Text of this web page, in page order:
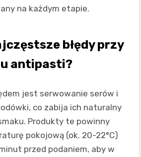
na każdym etapie.
błędy przy
antipasti?
jest serwowanie serów i
co zabija ich naturalny
Produkty te powinny
pokojową (ok. 20-22°C)
przed podaniem, aby w